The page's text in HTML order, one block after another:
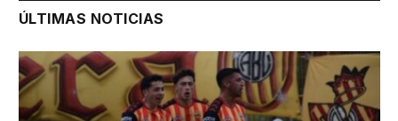
ÚLTIMAS NOTICIAS